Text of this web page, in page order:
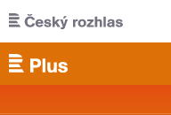
Přejít k hlavnímu obsahu